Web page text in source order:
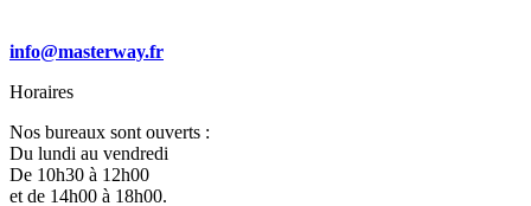
info@masterway.fr
Horaires
Nos bureaux sont ouverts :
Du lundi au vendredi
De 10h30 à 12h00
et de 14h00 à 18h00.